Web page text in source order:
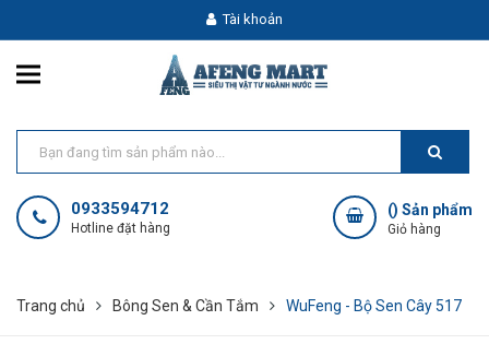
Tài khoản
0933594712
Hotline đặt hàng
() Sản phẩm
Giỏ hàng
Trang chủ Bông Sen & Cần Tắm WuFeng - Bộ Sen Cây 517